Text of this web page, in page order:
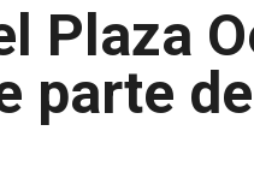
Plaza
parte